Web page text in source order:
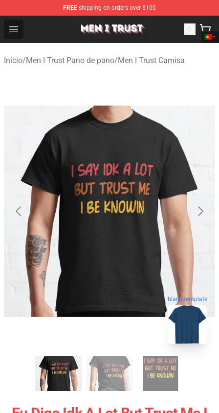
FREE shipping on orders over $100
Open menu
Men I Trust Shop - Official Men I Trust Merchandise Store
Início/Men I Trust Pano de pano/Men I Trust Camisa
blank template